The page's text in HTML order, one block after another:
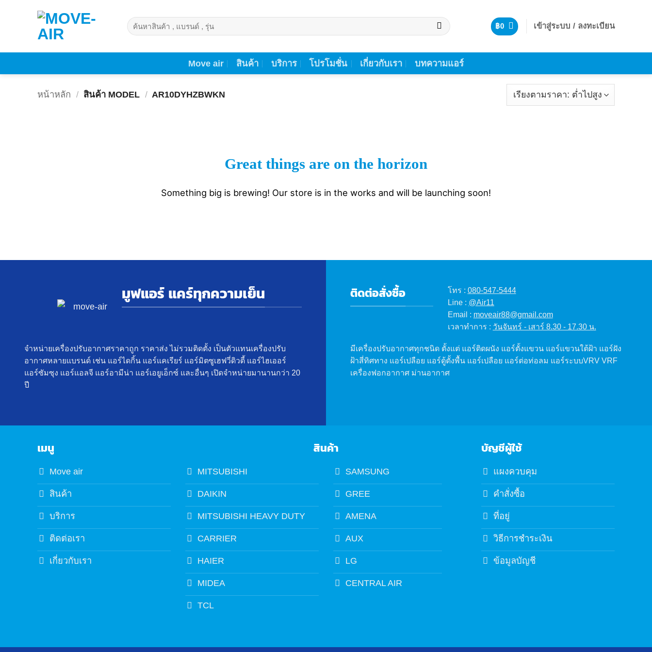
ค้นหา:
฿0 เข้าสู่ระบบ / ลงทะเบียน
Move air สินค้า บริการ โปรโมชั่น เกี่ยวกับเรา บทความแอร์
หน้าหลัก / สินค้า MODEL / AR10DYHZBWKN
Great things are on the horizon
Something big is brewing! Our store is in the works and will be launching soon!
มูฟแอร์ แคร์ทุกความเย็น
จำหน่ายเครื่องปรับอากาศราคาถูก ราคาส่ง ไม่รวมติดตั้ง เป็นตัวแทนเครื่องปรับ
อากาศหลายแบรนด์ เช่น แอร์ไดกิ้น แอร์แคเรียร์ แอร์มิตซูเฮฟวี่ดิวตี้ แอร์ไฮเออร์
แอร์ซัมซุง แอร์แอลจี แอร์อามีน่า แอร์เอยูเอ็กซ์ และอื่นๆ เปิดจำหน่ายมานานกว่า 20
ปี
ติดต่อสั่งซื้อ โทร : 080-547-5444
Line : @Air11
Email : moveair88@gmail.com
เวลาทำการ : วันจันทร์ - เสาร์ 8.30 - 17.30 น.
มีเครื่องปรับอากาศทุกชนิด ตั้งแต่ แอร์ติดผนัง แอร์ตั้งแขวน แอร์แขวนใต้ฝ้า แอร์ฝัง
ฝ้าสี่ทิศทาง แอร์เปลือย แอร์ตู้ตั้งพื้น แอร์เปลือย แอร์ต่อท่อลม แอร์ระบบVRV VRF
เครื่องฟอกอากาศ ม่านอากาศ
เมนู
Move air
สินค้า
บริการ
ติดต่อเรา
เกี่ยวกับเรา
สินค้า
MITSUBISHI
DAIKIN
MITSUBISHI HEAVY DUTY
CARRIER
HAIER
MIDEA
TCL
SAMSUNG
GREE
AMENA
AUX
LG
CENTRAL AIR
บัญชีผู้ใช้
แผงควบคุม
คำสั่งซื้อ
ที่อยู่
วิธีการชำระเงิน
ข้อมูลบัญชี